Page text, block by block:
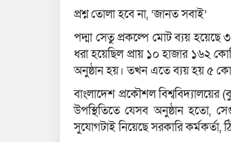
প্রশ্ন তোলা হবে না, ‘জানত সবাই’
পদ্মা সেতু প্রকল্পে মোট ব্যয়
ধরা হয়েছিল প্রায় ১০ হাজার ১৬২
অনুষ্ঠান হয়। তখন এতে ব্যয় হয় ৫
বাংলাদেশ প্রকৌশল
উপস্থিতিতে যেসব অনুষ্ঠান হতো,
সুযোগটাই নিয়েছে সরকারি কর্মকর্তা,